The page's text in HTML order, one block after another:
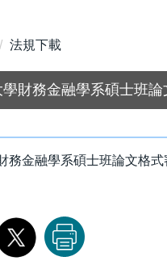
法規下載
財務金融學系碩士班
務金融學系碩士班論文格